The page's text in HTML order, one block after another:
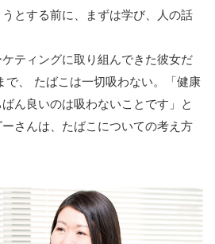
とする前に、まずは学び、人の話
ティングに取り組んできた彼女だ
で、 たばこは一切吸わない。「健康
ん良いのは吸わないことです」と
さんは、たばこについての考え方